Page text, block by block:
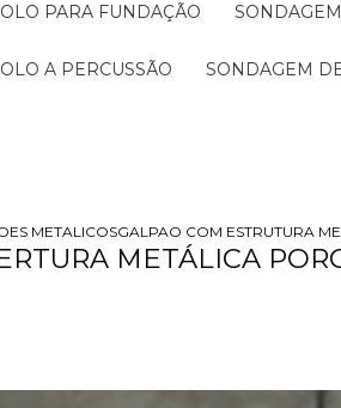
PARA FUNDAÇÃO
A PERCUSSÃO SONDAGEM
METALICOSGALPAO COM ESTRUTURA
METÁLICA